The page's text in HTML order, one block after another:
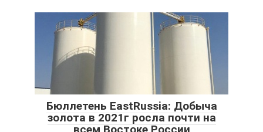
Бюллетень EastRussia: Добыча
золота в 2021г росла почти на
всем Востоке России